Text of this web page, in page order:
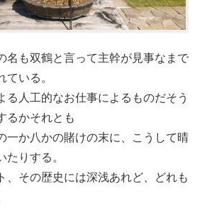
名も双鶴と言って主幹が見事なまで
ている。
る人工的なお仕事によるものだそう
るかそれとも
一か八かの賭けの末に、こうして晴
たりする。
、その歴史には深浅あれど、どれも